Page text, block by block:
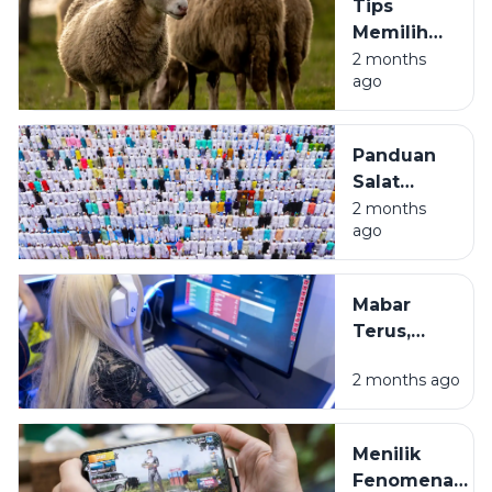
Tetap
Waras di
Real Life
Tips
Memilih
Hewan
Kurban
Biar
Kena
'Zonk':
Panduan
Santai ala
Anak
Muda
2 months
ago
Panduan
Salat
Iduladha
Biar
Nggak
Celinguk
Pas di
2 months
ago
Mabar
Terus,
Kapan?
Menimbang
dan Terang
2 months ago
Menilik
Fenomena